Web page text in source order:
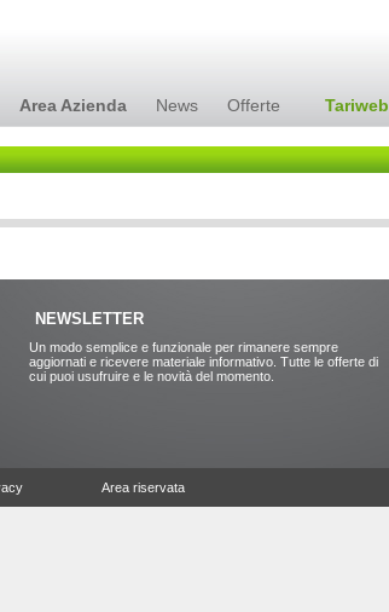
Area Azienda News Offerte Tariweb
NEWSLETTER
Un modo semplice e funzionale per rimanere sempre
aggiornati e ricevere materiale informativo. Tutte le offerte di
cui puoi usufruire e le novità del momento.
Area riservata